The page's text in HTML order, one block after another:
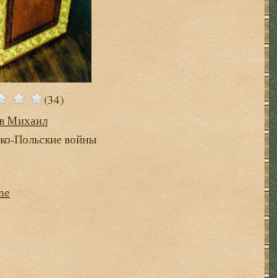
(34)
Михаил
Польские войны